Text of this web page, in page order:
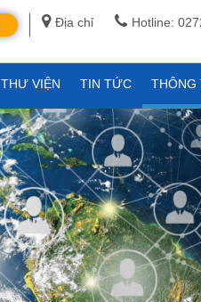
Địa chỉ Hotline:
THƯ VIỆN TIN TỨC THÔNG